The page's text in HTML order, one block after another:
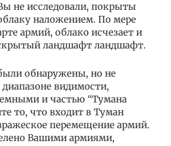
не исследовали, покрыты
наложением. По мере
армий, облако исчезает и
ландшафт ландшафт.
обнаружены, но не
видимости,
и частью “Тумана
то, что входит в Туман
перемещение армий.
Вашими армиями,